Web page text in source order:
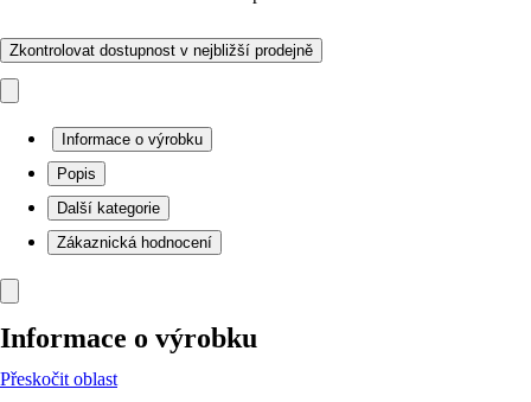
Zkontrolovat dostupnost v nejbližší prodejně
Informace o výrobku
Popis
Další kategorie
Zákaznická hodnocení
Informace o výrobku
Přeskočit oblast